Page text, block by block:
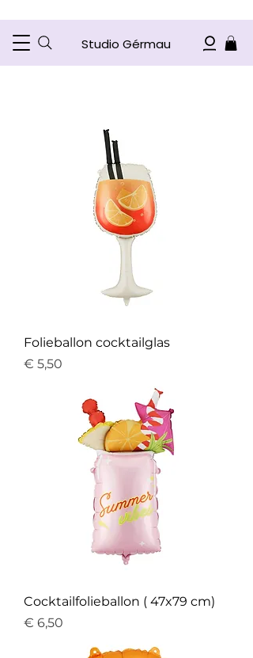
Studio Gérmau
Folieballon cocktailglas
Prijs
€ 5,50
Cocktailfolieballon ( 47x79 cm)
Prijs
€ 6,50